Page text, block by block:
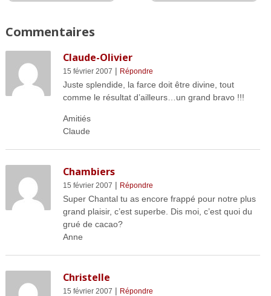
Commentaires
Claude-Olivier
15 février 2007 | Répondre
Juste splendide, la farce doit être divine, tout
comme le résultat d’ailleurs…un grand bravo !!!
Amitiés
Claude
Chambiers
15 février 2007 | Répondre
Super Chantal tu as encore frappé pour notre plus
grand plaisir, c’est superbe. Dis moi, c’est quoi du
grué de cacao?
Anne
Christelle
15 février 2007 | Répondre